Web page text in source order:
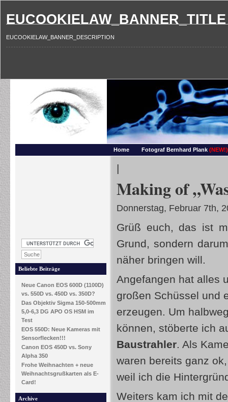
EUCOOKIELAW_BANNER_TITLE
EUCOOKIELAW_BANNER_DESCRIPTION
Home Fotograf Bernhard Plank (NEW!)
Beliebte Beiträge
Neue Canon EOS 600D (1100D)
vs. 550D vs. 450D vs. 350D?
Das Objektiv Sigma 150-500mm
5,0-6,3 DG APO OS HSM im
Test
EOS 550D: Neue Kameras mit
Sensorflecken!!!
Canon EOS 450D vs. Sony
Alpha 350
Frohe Weihnachten + neue
Weihnachtsgrußkarten als E-
Card!
Archive
|
Making of
Donnerstag, Februar 7th,
Grüß euch, das ist
Grund, sondern
näher bringen will.
Angefangen hat alles
großen Schüssel und
erzeugen. Um
können, stöberte ich
Baustrahler. Als
waren bereits ganz
weil ich die
Weiters kam ich mit